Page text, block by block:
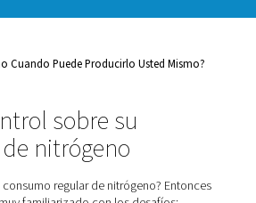
hoy mismo
Cuando Puede Producirlo Usted